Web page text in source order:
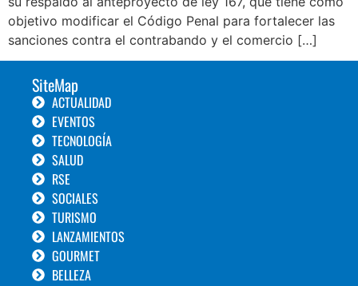
objetivo modificar el Código Penal para fortalecer las
sanciones contra el contrabando y el comercio […]
SiteMap
ACTUALIDAD
EVENTOS
TECNOLOGÍA
SALUD
RSE
SOCIALES
TURISMO
LANZAMIENTOS
GOURMET
BELLEZA